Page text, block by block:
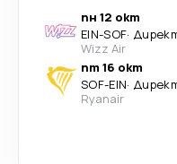
пн 12 окт
EIN-SOF·
Wizz Air
пт 16 окт
SOF-EIN·
Ryanair